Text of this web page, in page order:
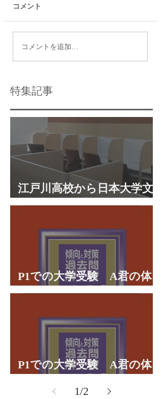
瑞江で最適な個別指導
コメント
コメントを追加…
特集記事
江戸川高校から日本大学文
理学部に合格 合格体験談
P1での大学受験 A君の体
験談パート２
P1での大学受験 A君の体
1/2